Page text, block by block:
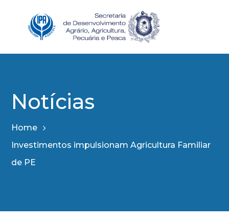
Notícias
Home
Investimentos impulsionam Agricultura Familiar
de PE